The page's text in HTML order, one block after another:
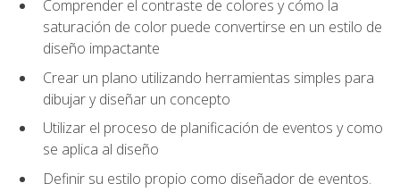
Comprender el contraste de colores y cómo la
saturación de color puede convertirse en un estilo de
diseño impactante
Crear un plano utilizando herramientas simples para
dibujar y diseñar un concepto
Utilizar el proceso de planificación de eventos y como
se aplica al diseño
Definir su estilo propio como diseñador de eventos.